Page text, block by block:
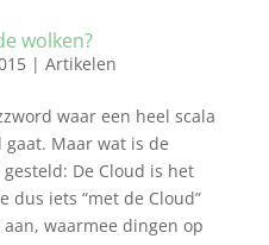
wolken?
| Artikelen
waar een heel scala
Maar wat is de
De Cloud is het
dus iets “met de Cloud”
waarmee dingen op